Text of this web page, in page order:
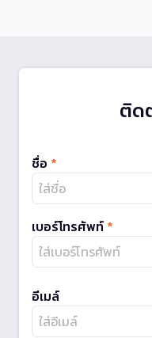
ติด
ชื่อ *
เบอร์โทรศัพท์ *
อีเมล์